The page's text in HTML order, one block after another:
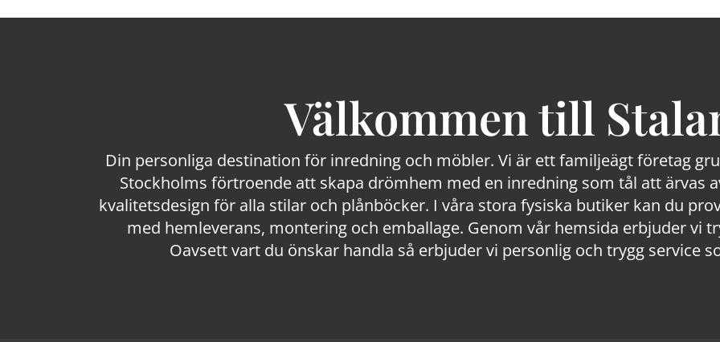
Välkommen till
Din personliga destination för inredning och möbler. Vi är ett familjeägt företag
Stockholms förtroende att skapa drömhem med en inredning som tål att ärvas
kvalitetsdesign för alla stilar och plånböcker. I våra stora fysiska butiker kan du
med hemleverans, montering och emballage. Genom vår hemsida erbjuder vi
Oavsett vart du önskar handla så erbjuder vi personlig och trygg service